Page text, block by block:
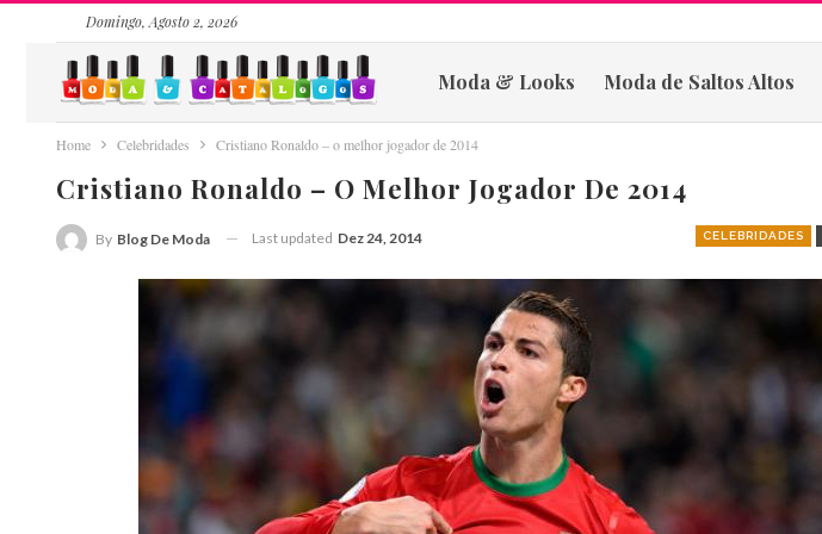
Domingo, Agosto 2, 2026
Moda & Looks Moda de Saltos Altos
Home Celebridades Cristiano Ronaldo – o melhor jogador de 2014
Cristiano Ronaldo – O Melhor Jogador De 2014
CELEBRIDADES
By Blog De Moda Last updated Dez 24, 2014